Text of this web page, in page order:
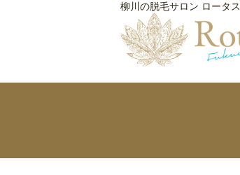
柳川の脱毛サロン ロータス